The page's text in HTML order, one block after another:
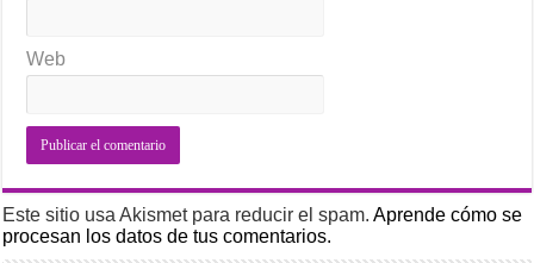
Web
Este sitio usa Akismet para reducir el spam.Aprende cómo se
procesan los datos de tus comentarios.